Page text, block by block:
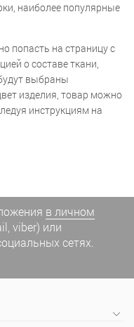
наиболее популярные
попасть на страницу с
о составе ткани,
выбраны
изделия, товар можно
инструкциям на
в личном
viber) или
сетях.